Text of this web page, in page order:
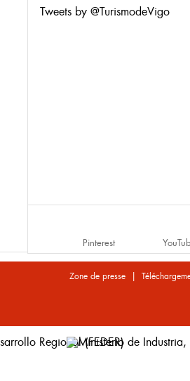
Tweets by @TurismodeVigo
Pinterest
Zone de presse |